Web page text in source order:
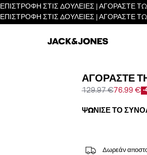
ΕΠΙΣΤΡΟΦΗ ΣΤΙΣ ΔΟΥΛΕΙΕΣ | ΑΓΟΡΑΣΤΕ
ΕΠΙΣΤΡΟΦΗ ΣΤΙΣ ΔΟΥΛΕΙΕΣ | ΑΓΟΡΑΣΤΕ
ΑΓΟΡΆΣΤΕ
129.97 €76.99 € -
ΨΏΝΙΣΕ ΤΟ
Δωρεάν